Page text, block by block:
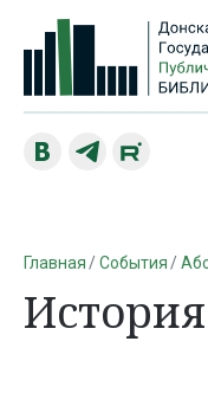
Главная События
История